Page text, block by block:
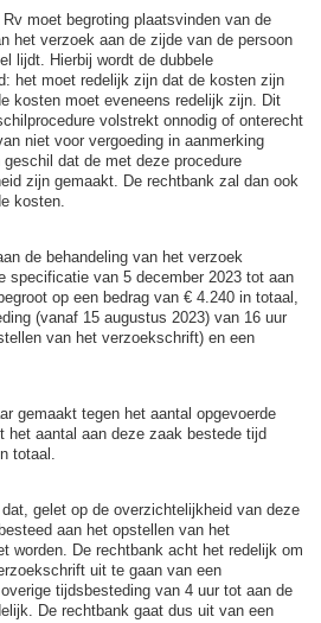
moet begroting plaatsvinden van de
het verzoek aan de zijde van de persoon
lijdt. Hierbij wordt de dubbele
het moet redelijk zijn dat de kosten zijn
kosten moet eveneens redelijk zijn. Dit
volstrekt onnodig of onterecht
niet voor vergoeding in aanmerking
dat de met deze procedure
zijn gemaakt. De rechtbank zal dan ook
kosten.
de behandeling van het verzoek
specificatie van 5 december 2023 tot aan
op een bedrag van € 4.240 in totaal,
(vanaf 15 augustus 2023) van 16 uur
van het verzoekschrift) en een
gemaakt tegen het aantal opgevoerde
het aantal aan deze zaak bestede tijd
totaal.
gelet op de overzichtelijkheid van deze
aan het opstellen van het
worden. De rechtbank acht het redelijk om
uit te gaan van een
tijdsbesteding van 4 uur tot aan de
De rechtbank gaat dus uit van een